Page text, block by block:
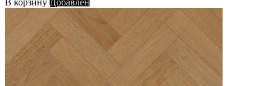
В корзину Добавлен